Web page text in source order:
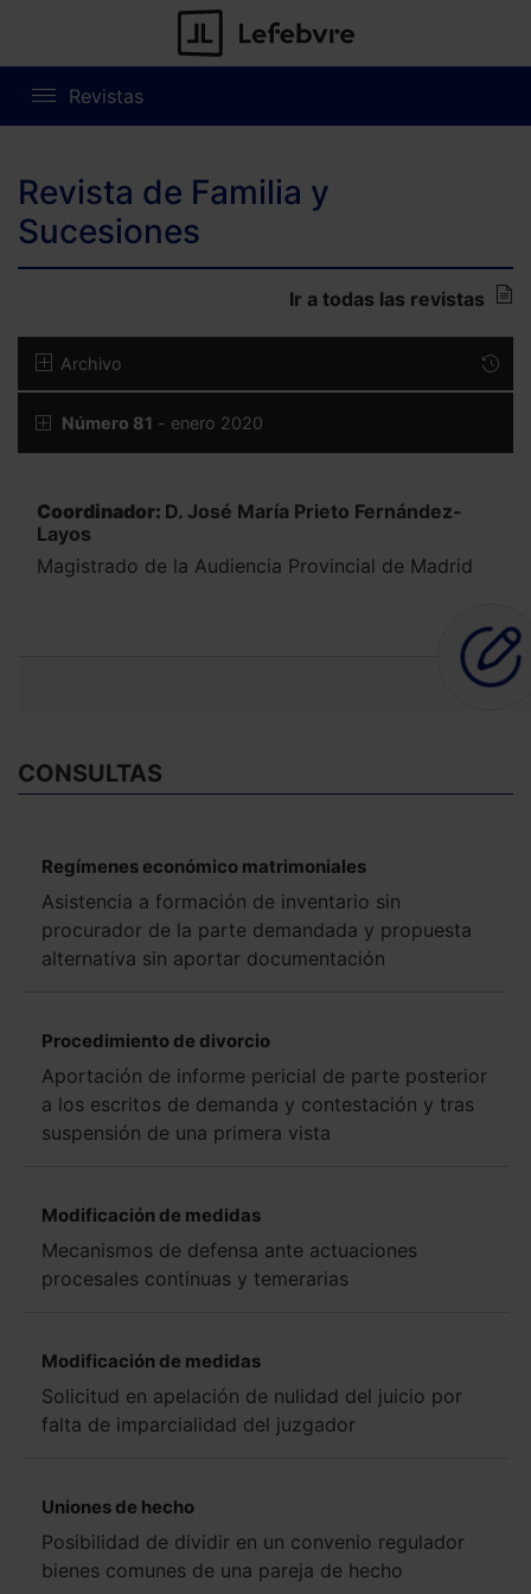
Revistas
Revista de Familia y
Sucesiones
Ir a todas las revistas
Archivo
Número 81 - enero 2020
Coordinador: D. José María Prieto Fernández-
Layos
Magistrado de la Audiencia Provincial de Madrid
CONSULTAS
Regímenes económico matrimoniales
Asistencia a formación de inventario sin
procurador de la parte demandada y propuesta
alternativa sin aportar documentación
Procedimiento de divorcio
Aportación de informe pericial de parte posterior
a los escritos de demanda y contestación y tras
suspensión de una primera vista
Modificación de medidas
Mecanismos de defensa ante actuaciones
procesales continuas y temerarias
Modificación de medidas
Solicitud en apelación de nulidad del juicio por
falta de imparcialidad del juzgador
Uniones de hecho
Posibilidad de dividir en un convenio regulador
bienes comunes de una pareja de hecho